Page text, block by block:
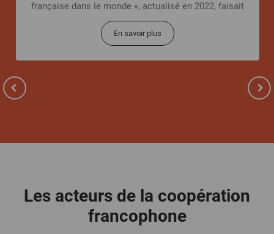
française dans le monde », actualisé en 2022, faisait
état
En savoir plus
Les acteurs de la coopération
francophone